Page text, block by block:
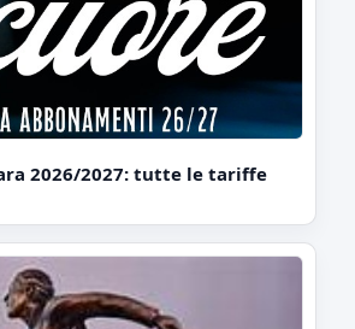
2026/2027: tutte le tariffe